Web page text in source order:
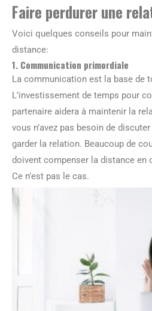
Faire perdurer une
Voici quelques conseils pour
distance:
1. Communication primordiale
La communication est la base de
L’investissement de temps pour
partenaire aidera à maintenir la
vous n’avez pas besoin de
garder la relation. Beaucoup de
doivent compenser la distance en
Ce n’est pas le cas.